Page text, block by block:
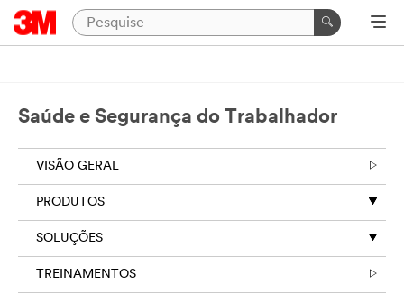
Saúde e Segurança do Trabalhador
VISÃO GERAL
PRODUTOS
SOLUÇÕES
TREINAMENTOS